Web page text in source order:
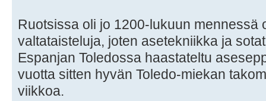
Ruotsissa oli jo 1200-lukuun mennessä
valtataisteluja, joten asetekniikka ja
Espanjan Toledossa haastateltu
vuotta sitten hyvän Toledo-miekan
viikkoa.